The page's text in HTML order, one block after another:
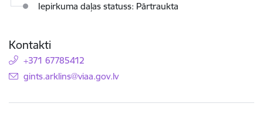
Iepirkuma daļas statuss: Pārtraukta
Kontakti
+371 67785412
E-pasts:
gints.arklins@viaa.gov.lv